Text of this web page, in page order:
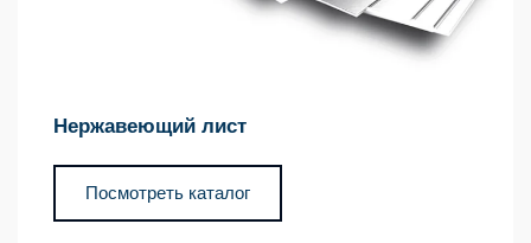
Нержавеющий лист
Посмотреть каталог